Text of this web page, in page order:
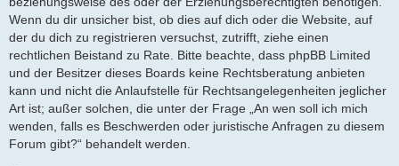
Wenn du dir unsicher bist, ob dies auf dich oder die Website, auf
der du dich zu registrieren versuchst, zutrifft, ziehe einen
rechtlichen Beistand zu Rate. Bitte beachte, dass phpBB Limited
und der Besitzer dieses Boards keine Rechtsberatung anbieten
kann und nicht die Anlaufstelle für Rechtsangelegenheiten jeglicher
Art ist; außer solchen, die unter der Frage „An wen soll ich mich
wenden, falls es Beschwerden oder juristische Anfragen zu diesem
Forum gibt?“ behandelt werden.